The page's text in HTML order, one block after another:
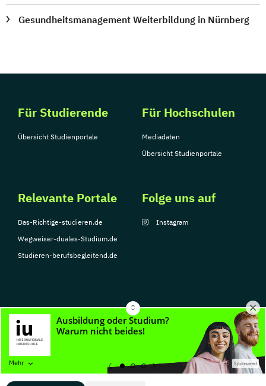
Mehr Sponsored
Gesundheitsmanagement Weiterbildung in Nürnberg
Für Studierende
Übersicht Studienportale
Für Hochschulen
Mediadaten
Übersicht Studienportale
Relevante Portale
Das-Richtige-studieren.de
Wegweiser-duales-Studium.de
Studieren-berufsbegleitend.de
Folge uns auf
Instagram
© Copyright 2026, TarGroup Media GmbH
Nutzungsbedingungen